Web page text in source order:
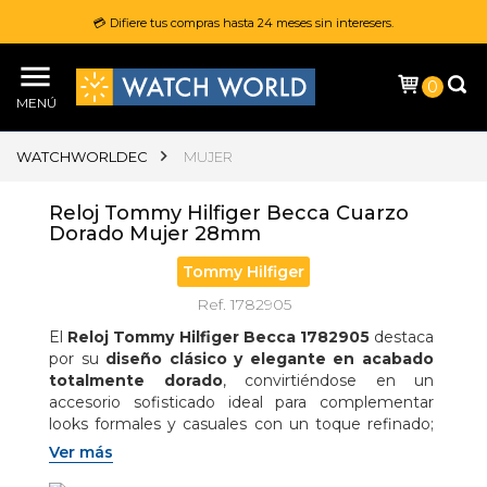
💳 Difiere tus compras hasta 24 meses sin interesers.
MENÚ
0
WATCHWORLDEC MUJER
Reloj Tommy Hilfiger Becca Cuarzo
Dorado Mujer 28mm
Tommy Hilfiger
Ref. 1782905
El Reloj Tommy Hilfiger Becca 1782905 destaca
por su diseño clásico y elegante en acabado
totalmente dorado, convirtiéndose en un
accesorio sofisticado ideal para complementar
looks formales y casuales con un toque refinado;
su caja redonda de 28 mm en acero inoxidable
aporta una apariencia delicada y femenina,
Ver más